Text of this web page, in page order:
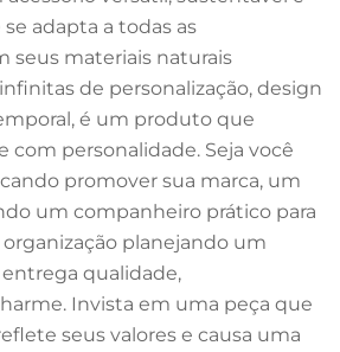
adapta a todas as
seus materiais naturais
de personalização, design
é um produto que
com personalidade. Seja você
promover sua marca, um
um companheiro prático para
planejando um
qualidade,
Invista em uma peça que
seus valores e causa uma